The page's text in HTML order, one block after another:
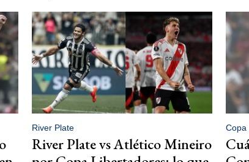
River Plate
River Plate vs Atlético Mineiro
Copa